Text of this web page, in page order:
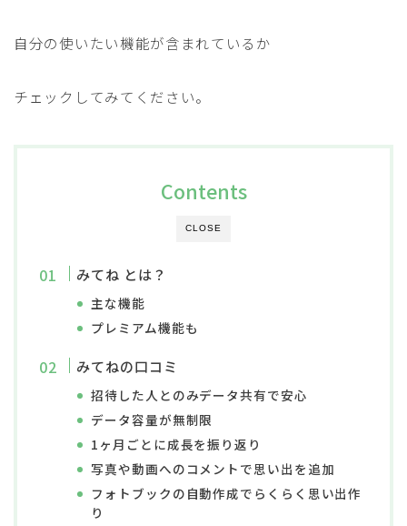
自分の使いたい機能が含まれているか
チェックしてみてください。
CLOSE
Contents
みてね とは？
主な機能
プレミアム機能も
みてねの口コミ
招待した人とのみデータ共有で安心
データ容量が無制限
1ヶ月ごとに成長を振り返り
写真や動画へのコメントで思い出を追加
フォトブックの自動作成でらくらく思い出作
り